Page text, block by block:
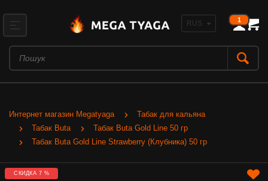
1
Интернет магазин Megatyaga
Табак для кальяна
Табак Buta
Табак Buta Gold Line 50 гр
Табак Buta Gold Line Strawberry (Клубника) 50 гр
СКИДКА 7 %